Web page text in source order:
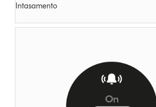
Intasamento